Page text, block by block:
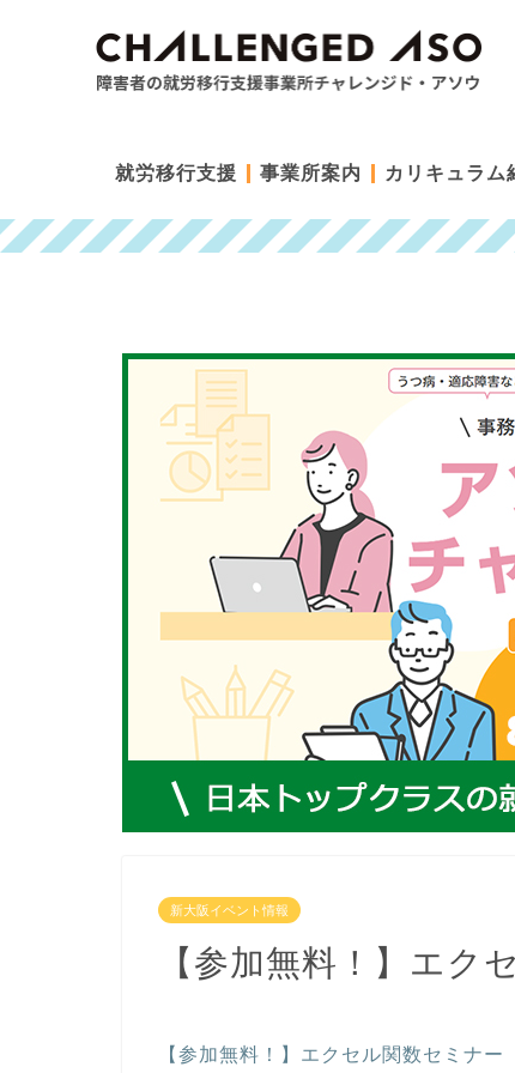
就労移行支援 事業所案内 カリキュラム
新大阪イベント情報
【参加無料！】エク
【参加無料！】エクセル関数セミナー